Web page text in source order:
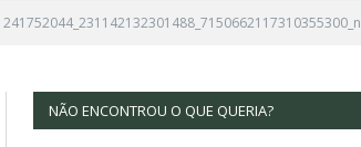
241752044_231142132301488_7150662117310355300_n
NÃO ENCONTROU O QUE QUERIA?